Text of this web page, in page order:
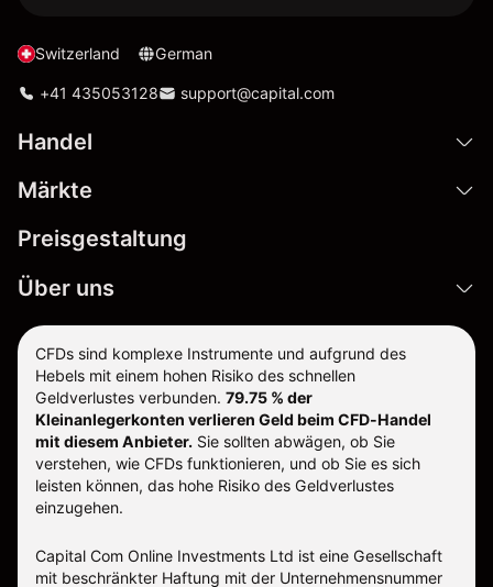
Switzerland German
+41 435053128 support@capital.com
Handel
Märkte
Preisgestaltung
Über uns
CFDs sind komplexe Instrumente und aufgrund des
Hebels mit einem hohen Risiko des schnellen
Geldverlustes verbunden. 79.75 % der
Kleinanlegerkonten verlieren Geld beim CFD-Handel
mit diesem Anbieter. Sie sollten abwägen, ob Sie
verstehen, wie CFDs funktionieren, und ob Sie es sich
leisten können, das hohe Risiko des Geldverlustes
einzugehen.
Capital Com Online Investments Ltd ist eine Gesellschaft
mit beschränkter Haftung mit der Unternehmensnummer